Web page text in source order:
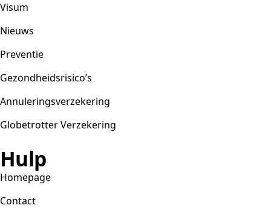
Visum
Nieuws
Preventie
Gezondheidsrisico’s
Annuleringsverzekering
Globetrotter Verzekering
Hulp
Homepage
Contact